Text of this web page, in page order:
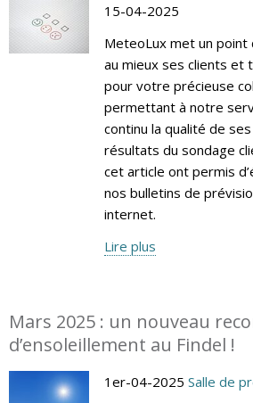
15-04-2025
MeteoLux met un point
au mieux ses clients et
pour votre précieuse
permettant à notre
continu la qualité de
résultats du sondage
cet article ont permis
nos bulletins de
internet.
Lire plus
Mars 2025 : un nouveau
d’ensoleillement au Findel !
1er-04-2025 Salle de